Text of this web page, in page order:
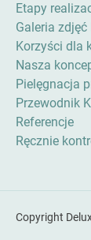
Etapy
Galeria
Korzyści dla
Nasza
Pielęgnacja
Przewodnik
Referencje
Ręcznie
Copyright